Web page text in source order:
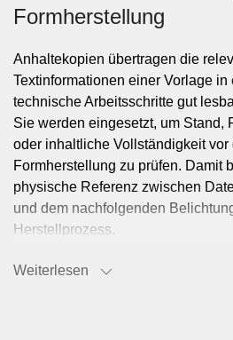
Formherstellung
Anhaltekopien übertragen die
Textinformationen einer Vorlage in
technische Arbeitsschritte gut
Sie werden eingesetzt, um Stand,
oder inhaltliche Vollständigkeit vor
Formherstellung zu prüfen. Damit
physische Referenz zwischen
und dem nachfolgenden
Herstellprozess.
Weiterlesen